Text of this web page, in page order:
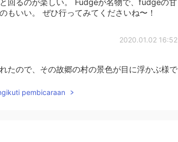
もいい。 ぜひ行ってみてくださいね〜！
2020.01.02 16:52
たので、その故郷の村の景色が目に浮かぶ様で
imagine your hometown in that poetic way.
pembicaraan